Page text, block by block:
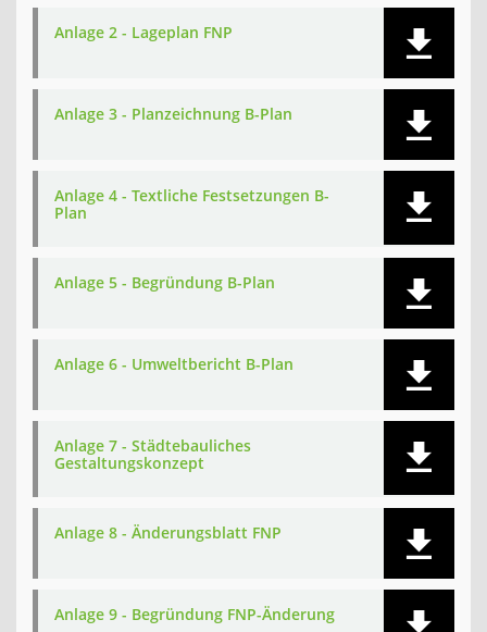
Anlage 2 - Lageplan FNP
Anlage 3 - Planzeichnung B-Plan
Anlage 4 - Textliche Festsetzungen B-
Plan
Anlage 5 - Begründung B-Plan
Anlage 6 - Umweltbericht B-Plan
Anlage 7 - Städtebauliches
Gestaltungskonzept
Anlage 8 - Änderungsblatt FNP
Anlage 9 - Begründung FNP-Änderung